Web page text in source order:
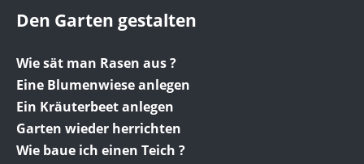
Den Garten gestalten
Wie sät man Rasen aus ?
Eine Blumenwiese anlegen
Ein Kräuterbeet anlegen
Garten wieder herrichten
Wie baue ich einen Teich ?